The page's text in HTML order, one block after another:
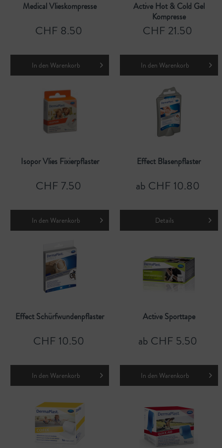
Medical Vlieskompresse
CHF 8.50
In den Warenkorb
Active Hot & Cold Gel
Kompresse
CHF 21.50
In den Warenkorb
Isopor Vlies Fixierpflaster
CHF 7.50
In den Warenkorb
Effect Blasenpflaster
ab CHF 10.80
Details
Effect Schürfwundenpflaster
CHF 10.50
In den Warenkorb
Active Sporttape
ab CHF 5.50
In den Warenkorb